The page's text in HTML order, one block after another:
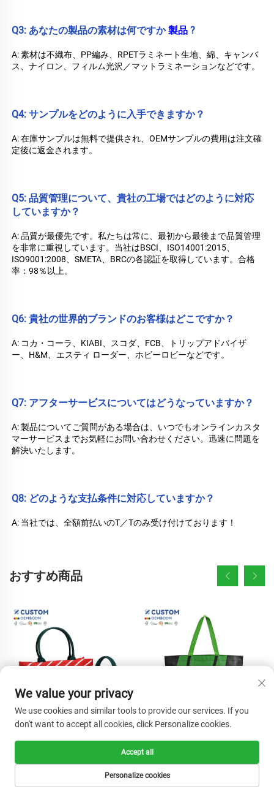
Q3: あなたの製品の素材は何ですか 製品 ?
A: 素材は不織布、PP編み、RPETラミネート生地、綿、キャンバ
ス、ナイロン、フィルム光沢／マットラミネーションなどです。
Q4: サンプルをどのように入手できますか？
A: 在庫サンプルは無料で提供され、OEMサンプルの費用は注文確
定後に返金されます。
Q5: 品質管理について、貴社の工場ではどのように対応
していますか？
A: 品質が最優先です。私たちは常に、最初から最後まで品質管理
を非常に重視しています。当社はBSCI、ISO14001:2015、
ISO9001:2008、SMETA、BRCの各認証を取得しています。合格
率：98％以上。
Q6: 貴社の世界的ブランドのお客様はどこですか？
A: コカ・コーラ、KIABI、スコダ、FCB、トリップアドバイザ
ー、H&M、エスティ ローダー、ホビーロビーなどです。
Q7: アフターサービスについてはどうなっていますか？
A: 製品についてご質問がある場合は、いつでもオンラインカスタ
マーサービスまでお気軽にお問い合わせください。迅速に問題を
解決いたします。
Q8: どのような支払条件に対応していますか？
A: 当社では、全額前払いのT／Tのみ受け付けております！
おすすめ商品
トートショッピングバッグ 折
りたたみ可能 サステナブル 耐
価格スーパー用文字柄ショッ
ピングバッグ
We value your privacy
We use cookies and similar tools to provide our services. If you
don't want to accept all cookies, click Personalize cookies.
Personalize cookies
Accept all